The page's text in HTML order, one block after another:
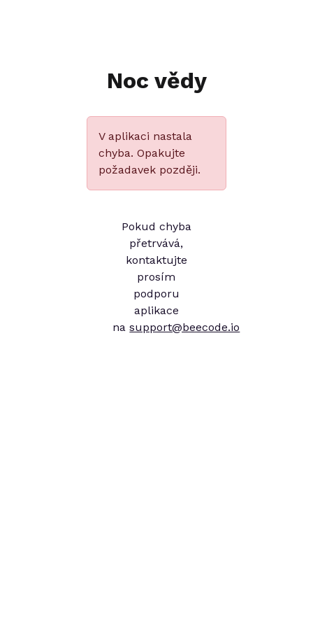
Noc vědy
V aplikaci nastala
chyba. Opakujte
požadavek později.
Pokud chyba
přetrvává,
kontaktujte
prosím
podporu
aplikace
nasupport@beecode.io